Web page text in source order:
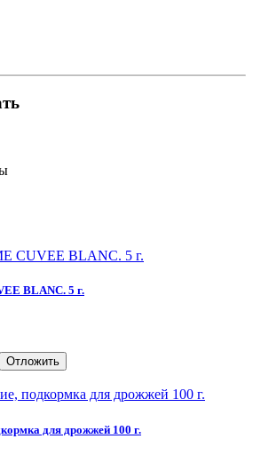
BLANC. 5 г.
Отложить
для дрожжей 100 г.